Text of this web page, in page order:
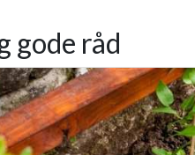
gode råd